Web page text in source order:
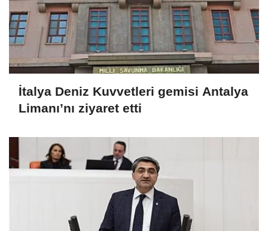
İtalya Deniz Kuvvetleri gemisi Antalya
Limanı’nı ziyaret etti